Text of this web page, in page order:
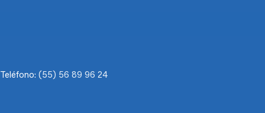
Teléfono: (55) 56 89 96 24